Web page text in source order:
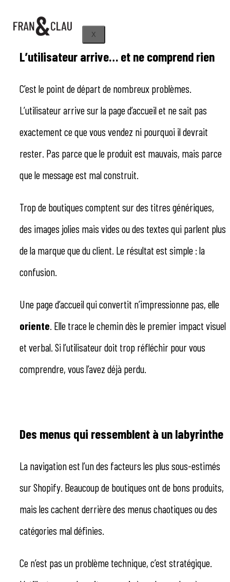
X
L’utilisateur arrive… et ne comprend rien
C’est le point de départ de nombreux problèmes.
L’utilisateur arrive sur la page d’accueil et ne sait pas
exactement ce que vous vendez ni pourquoi il devrait
rester. Pas parce que le produit est mauvais, mais parce
que le message est mal construit.
Trop de boutiques comptent sur des titres génériques,
des images jolies mais vides ou des textes qui parlent plus
de la marque que du client. Le résultat est simple : la
confusion.
Une page d’accueil qui convertit n’impressionne pas, elle
oriente . Elle trace le chemin dès le premier impact visuel
et verbal. Si l’utilisateur doit trop réfléchir pour vous
comprendre, vous l’avez déjà perdu.
Des menus qui ressemblent à un labyrinthe
La navigation est l’un des facteurs les plus sous-estimés
sur Shopify. Beaucoup de boutiques ont de bons produits,
mais les cachent derrière des menus chaotiques ou des
catégories mal définies.
Ce n’est pas un problème technique, c’est stratégique.